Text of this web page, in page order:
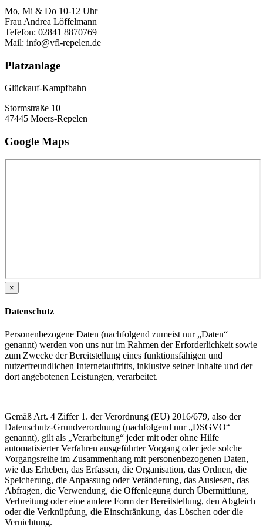
Mo, Mi & Do 10-12 Uhr
Frau Andrea Löffelmann
Tefefon: 02841 8870769
Mail: info@vfl-repelen.de
Platzanlage
Glückauf-Kampfbahn
Stormstraße 10
47445 Moers-Repelen
Google Maps
×
Datenschutz
Personenbezogene Daten (nachfolgend zumeist nur „Daten“
genannt) werden von uns nur im Rahmen der Erforderlichkeit sowie
zum Zwecke der Bereitstellung eines funktionsfähigen und
nutzerfreundlichen Internetauftritts, inklusive seiner Inhalte und der
dort angebotenen Leistungen, verarbeitet.
Gemäß Art. 4 Ziffer 1. der Verordnung (EU) 2016/679, also der
Datenschutz-Grundverordnung (nachfolgend nur „DSGVO“
genannt), gilt als „Verarbeitung“ jeder mit oder ohne Hilfe
automatisierter Verfahren ausgeführter Vorgang oder jede solche
Vorgangsreihe im Zusammenhang mit personenbezogenen Daten,
wie das Erheben, das Erfassen, die Organisation, das Ordnen, die
Speicherung, die Anpassung oder Veränderung, das Auslesen, das
Abfragen, die Verwendung, die Offenlegung durch Übermittlung,
Verbreitung oder eine andere Form der Bereitstellung, den Abgleich
oder die Verknüpfung, die Einschränkung, das Löschen oder die
Vernichtung.